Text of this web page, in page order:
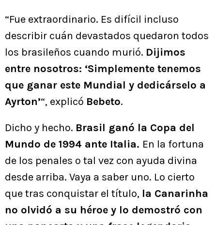
“Fue extraordinario. Es difícil incluso
describir cuán devastados quedaron todos
los brasileños cuando murió. Dijimos
entre nosotros: ‘Simplemente tenemos
que ganar este Mundial y dedicárselo a
Ayrton’“, explicó Bebeto.
Dicho y hecho. Brasil ganó la Copa del
Mundo de 1994 ante Italia. En la fortuna
de los penales o tal vez con ayuda divina
desde arriba. Vaya a saber uno. Lo cierto
que tras conquistar el título, la Canarinha
no olvidó a su héroe y lo demostró con